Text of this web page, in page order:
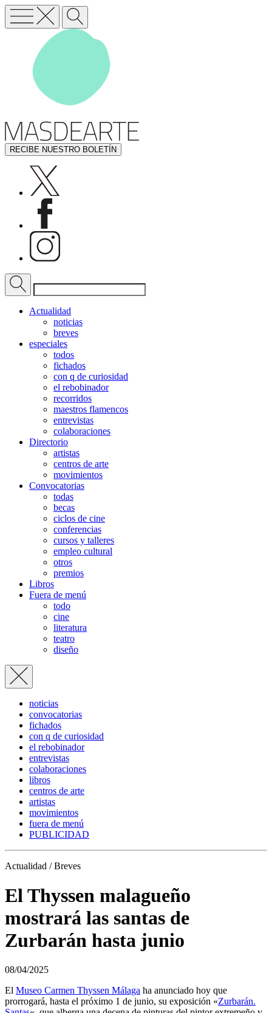
RECIBE NUESTRO BOLETÍN
Actualidad
noticias
breves
especiales
todos
fichados
con q de curiosidad
el rebobinador
recorridos
maestros flamencos
entrevistas
colaboraciones
Directorio
artistas
centros de arte
movimientos
Convocatorias
todas
becas
ciclos de cine
conferencias
cursos y talleres
empleo cultural
otros
premios
Libros
Fuera de menú
todo
cine
literatura
teatro
diseño
noticias
convocatorias
fichados
con q de curiosidad
el rebobinador
entrevistas
colaboraciones
libros
centros de arte
artistas
movimientos
fuera de menú
PUBLICIDAD
Actualidad / Breves
El Thyssen malagueño
mostrará las santas de
Zurbarán hasta junio
08/04/2025
El Museo Carmen Thyssen Málaga ha anunciado hoy que
prorrogará, hasta el próximo 1 de junio, su exposición «Zurbarán.